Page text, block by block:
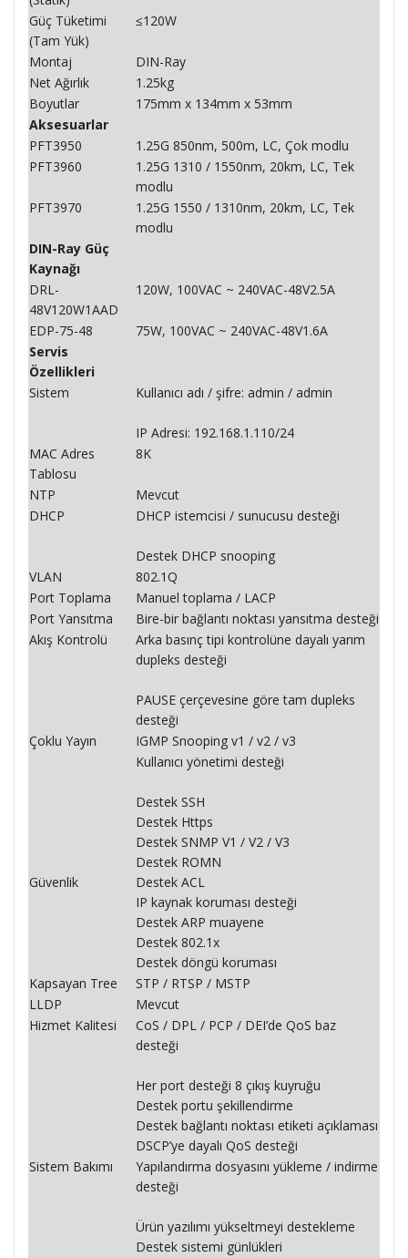
Güç Tüketimi
(Tam Yük)
≤120W
Montaj
DIN-Ray
Net Ağırlık
1.25kg
Boyutlar
175mm x 134mm x 53mm
Aksesuarlar
PFT3950
1.25G 850nm, 500m, LC, Çok modlu
PFT3960
1.25G 1310 / 1550nm, 20km, LC, Tek
modlu
PFT3970
1.25G 1550 / 1310nm, 20km, LC, Tek
modlu
DIN-Ray Güç
Kaynağı
DRL-
48V120W1AAD
120W, 100VAC ~ 240VAC-48V2.5A
EDP-75-48
75W, 100VAC ~ 240VAC-48V1.6A
Servis
Özellikleri
Sistem
Kullanıcı adı / şifre: admin / admin
IP Adresi: 192.168.1.110/24
MAC Adres
Tablosu
8K
NTP
Mevcut
DHCP
DHCP istemcisi / sunucusu desteği
Destek DHCP snooping
VLAN
802.1Q
Port Toplama
Manuel toplama / LACP
Port Yansıtma
Bire-bir bağlantı noktası yansıtma desteği
Akış Kontrolü
Arka basınç tipi kontrolüne dayalı yarım
dupleks desteği
PAUSE çerçevesine göre tam dupleks
desteği
Çoklu Yayın
IGMP Snooping v1 / v2 / v3
Güvenlik
Kullanıcı yönetimi desteği
Destek SSH
Destek Https
Destek SNMP V1 / V2 / V3
Destek ROMN
Destek ACL
IP kaynak koruması desteği
Destek ARP muayene
Destek 802.1x
Destek döngü koruması
Kapsayan Tree
STP / RTSP / MSTP
LLDP
Mevcut
Hizmet Kalitesi
CoS / DPL / PCP / DEI’de QoS baz
desteği
Her port desteği 8 çıkış kuyruğu
Destek portu şekillendirme
Destek bağlantı noktası etiketi açıklaması
DSCP’ye dayalı QoS desteği
Sistem Bakımı
Yapılandırma dosyasını yükleme / indirme
desteği
Ürün yazılımı yükseltmeyi destekleme
Destek sistemi günlükleri